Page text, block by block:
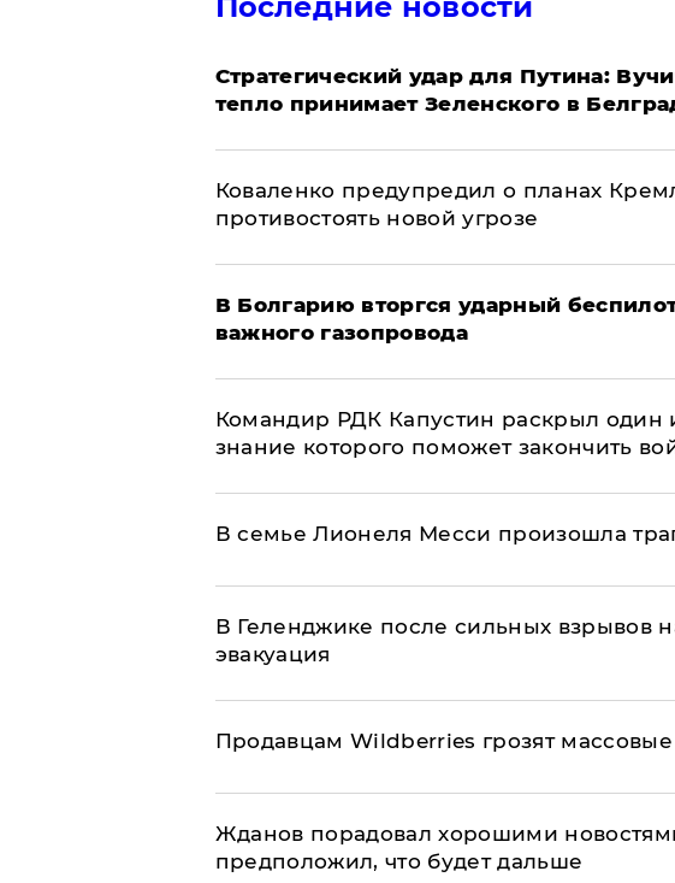
Стратегический удар для Путина:
тепло принимает Зеленского в
Коваленко предупредил о планах
противостоять новой угрозе
В Болгарию вторгся ударный
важного газопровода
Командир РДК Капустин раскрыл один
знание которого поможет закончить
В семье Лионеля Месси произошла
В Геленджике после сильных взрывов
эвакуация
Продавцам Wildberries грозят массовые
Жданов порадовал хорошими
предположил, что будет дальше